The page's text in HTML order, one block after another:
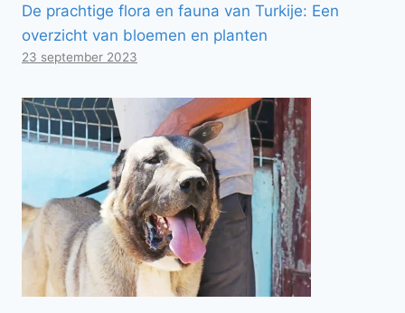
De prachtige flora en fauna van Turkije: Een
overzicht van bloemen en planten
23 september 2023